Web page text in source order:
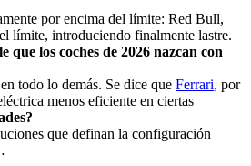
por encima del límite: Red Bull,
límite, introduciendo finalmente lastre.
los coches de 2026 nazcan con
todo lo demás. Se dice que Ferrari, por
menos eficiente en ciertas
que definan la configuración